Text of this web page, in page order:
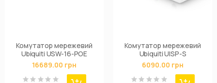
Комутатор мережевий
Ubiquiti USW-16-POE
16689.00 грн
Комутатор мережевий
Ubiquiti UISP-S
6090.00 грн